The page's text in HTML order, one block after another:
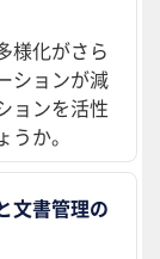
様化がさら
ションが減
ョンを活性
か。
文書管理の